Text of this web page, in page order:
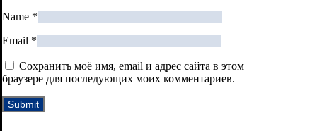
Name *
Email *
Сохранить моё имя, email и адрес сайта в этом
браузере для последующих моих комментариев.